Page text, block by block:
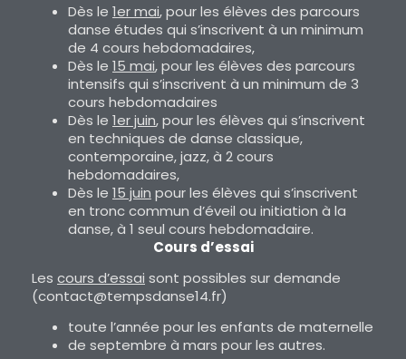
Dès le 1er mai, pour les élèves des parcours
danse études qui s’inscrivent à un minimum
de 4 cours hebdomadaires,
Dès le 15 mai, pour les élèves des parcours
intensifs qui s’inscrivent à un minimum de 3
cours hebdomadaires
Dès le 1er juin, pour les élèves qui s’inscrivent
en techniques de danse classique,
contemporaine, jazz, à 2 cours
hebdomadaires,
Dès le 15 juin pour les élèves qui s’inscrivent
en tronc commun d’éveil ou initiation à la
danse, à 1 seul cours hebdomadaire.
Cours d’essai
Les cours d’essai sont possibles sur demande
(contact@tempsdanse14.fr)
toute l’année pour les enfants de maternelle
de septembre à mars pour les autres.